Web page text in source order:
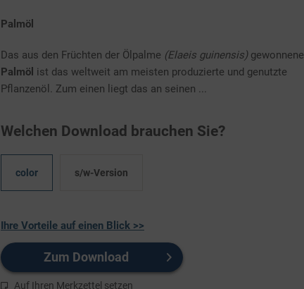
Palmöl
Das aus den Früchten der Ölpalme (Elaeis guinensis)gewonnene
Palmöl ist das weltweit am meisten produzierte und genutzte
Pflanzenöl. Zum einen liegt das an seinen ...
Welchen Download brauchen Sie?
color s/w-Version
Ihre Vorteile auf einen Blick >>
Zum Download
Auf Ihren Merkzettel setzen